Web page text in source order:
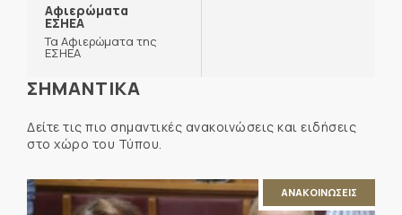
Αφιερώματα
ΕΣΗΕΑ
Τα Αφιερώματα της
ΕΣΗΕΑ
ΣΗΜΑΝΤΙΚΑ
Δείτε τις πιο σημαντικές ανακοινώσεις και ειδήσεις
στο χώρο του Τύπου.
ΑΝΑΚΟΙΝΩΣΕΙΣ